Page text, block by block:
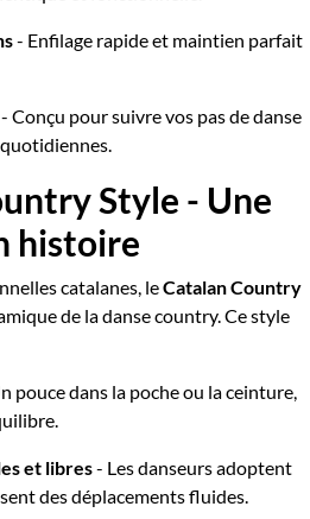
- Enfilage rapide et maintien parfait
- Conçu pour suivre vos pas de danse
Style - Une
histoire
catalanes, leCatalan Country
de la danse country. Ce style
pouce dans la poche ou la ceinture,
et libres- Les danseurs adoptent
des déplacements fluides.